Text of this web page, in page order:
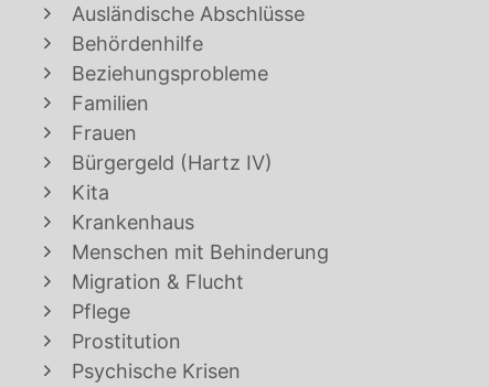
Ausländische Abschlüsse
Behördenhilfe
Beziehungsprobleme
Familien
Frauen
Bürgergeld (Hartz IV)
Kita
Krankenhaus
Menschen mit Behinderung
Migration & Flucht
Pflege
Prostitution
Psychische Krisen